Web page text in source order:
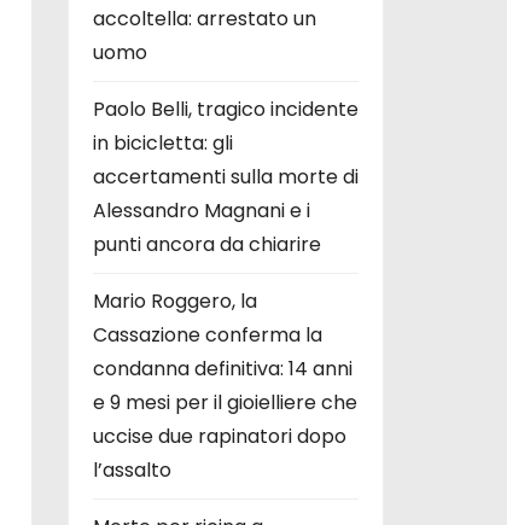
accoltella: arrestato un
uomo
Paolo Belli, tragico incidente
in bicicletta: gli
accertamenti sulla morte di
Alessandro Magnani e i
punti ancora da chiarire
Mario Roggero, la
Cassazione conferma la
condanna definitiva: 14 anni
e 9 mesi per il gioielliere che
uccise due rapinatori dopo
l’assalto